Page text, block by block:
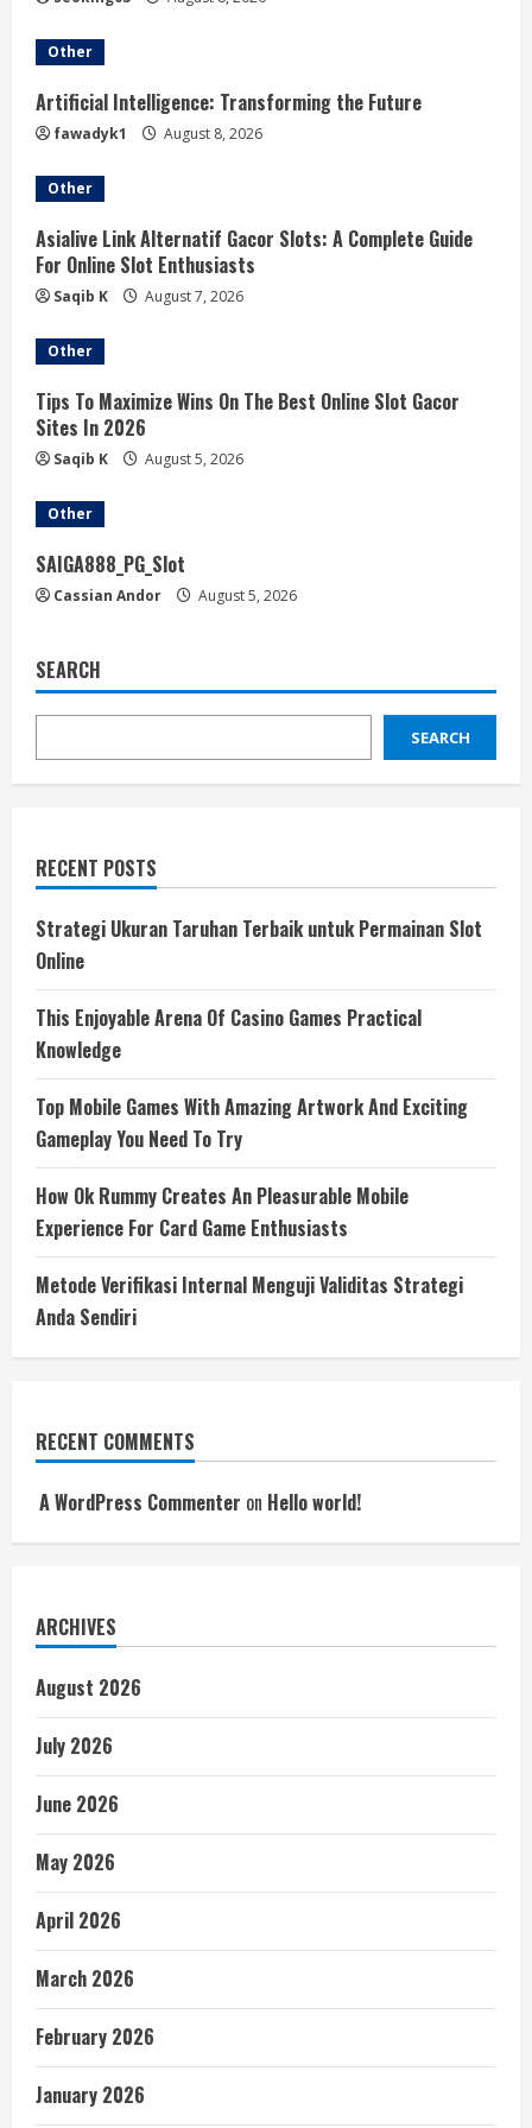
Other
Artificial Intelligence: Transforming the Future
fawadyk1 August 8, 2026
Other
Asialive Link Alternatif Gacor Slots: A Complete Guide
For Online Slot Enthusiasts
Saqib K August 7, 2026
Other
Tips To Maximize Wins On The Best Online Slot Gacor
Sites In 2026
Saqib K August 5, 2026
Other
SAIGA888_PG_Slot
Cassian Andor August 5, 2026
SEARCH
SEARCH
RECENT POSTS
Strategi Ukuran Taruhan Terbaik untuk Permainan Slot
Online
This Enjoyable Arena Of Casino Games Practical
Knowledge
Top Mobile Games With Amazing Artwork And Exciting
Gameplay You Need To Try
How Ok Rummy Creates An Pleasurable Mobile
Experience For Card Game Enthusiasts
Metode Verifikasi Internal Menguji Validitas Strategi
Anda Sendiri
RECENT COMMENTS
A WordPress Commenter on Hello world!
ARCHIVES
August 2026
July 2026
June 2026
May 2026
April 2026
March 2026
February 2026
January 2026